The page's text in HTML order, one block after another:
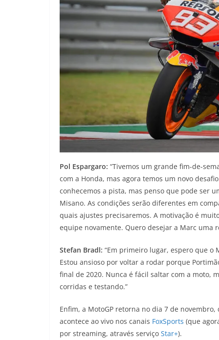
Pol Espargaro: “Tivemos um grande fim-de-
com a Honda, mas agora temos um novo
conhecemos a pista, mas penso que pode ser
Misano. As condições serão diferentes em
quais ajustes precisaremos. A motivação é
equipe novamente. Quero desejar a Marc uma
Stefan Bradl: “Em primeiro lugar, espero que o
Estou ansioso por voltar a rodar porque
final de 2020. Nunca é fácil saltar com a moto,
corridas e testando.”
Enfim, a MotoGP retorna no dia 7 de
acontece ao vivo nos canais FoxSports (que
por streaming, através serviço Star+).